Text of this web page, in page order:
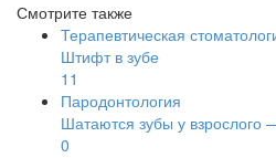
Смотрите также
Терапевтическая
Штифт в зубе
11
Пародонтология
Шатаются зубы у взрослого
0